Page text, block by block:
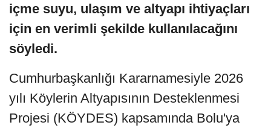
içme suyu, ulaşım ve altyapı ihtiyaçları
için en verimli şekilde kullanılacağını
söyledi.
Cumhurbaşkanlığı Kararnamesiyle 2026
yılı Köylerin Altyapısının Desteklenmesi
Projesi (KÖYDES) kapsamında Bolu'ya